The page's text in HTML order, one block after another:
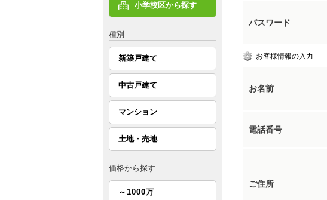
パスワード
お客様情報の入力
お名前
電話番号
ご住所
小学校区から探す
種別
新築戸建て
中古戸建て
マンション
土地・売地
価格から探す
～1000万